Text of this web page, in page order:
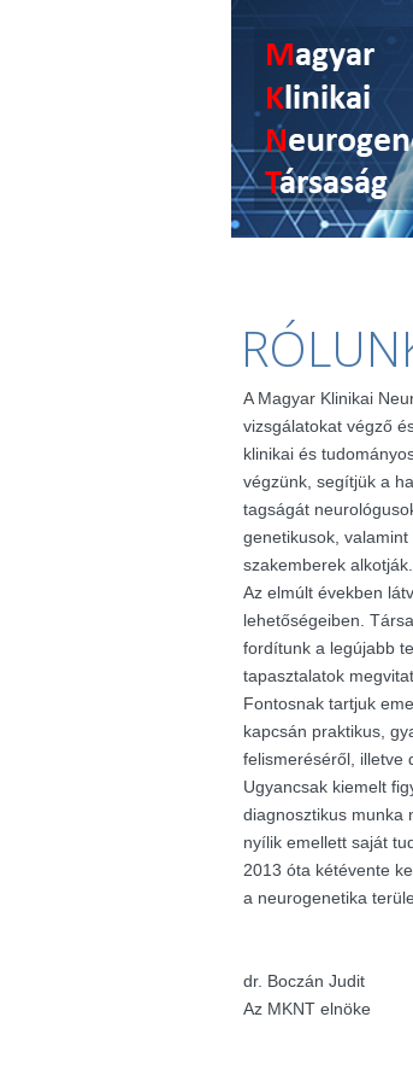
A Magyar Klinikai
vizsgálatokat végző
klinikai és
végzünk, segítjük a
tagságát
genetikusok,
szakemberek alkotják.
Az elmúlt években
lehetőségeiben.
fordítunk a legújabb
tapasztalatok
Fontosnak tartjuk
kapcsán praktikus,
felismeréséről, illetve
Ugyancsak kiemelt
diagnosztikus munka
nyílik emellett saját
2013 óta kétévente
a neurogenetika
dr. Boczán Judit
Az MKNT elnöke